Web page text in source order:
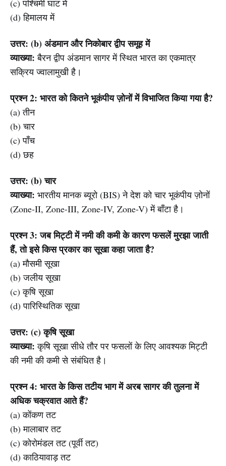
(c) पश्चिमी घाट में
(d) हिमालय में
उत्तर: (b) अंडमान और निकोबार द्वीप समूह में
व्याख्या: बैरन द्वीप अंडमान सागर में स्थित भारत का एकमात्र
सक्रिय ज्वालामुखी है।
प्रश्न 2: भारत को कितने भूकंपीय ज़ोनों में विभाजित किया गया है?
(a) तीन
(b) चार
(c) पाँच
(d) छह
उत्तर: (b) चार
व्याख्या: भारतीय मानक ब्यूरो (BIS) ने देश को चार भूकंपीय ज़ोनों
(Zone-II, Zone-III, Zone-IV, Zone-V) में बाँटा है।
प्रश्न 3: जब मिट्टी में नमी की कमी के कारण फसलें मुरझा जाती
हैं, तो इसे किस प्रकार का सूखा कहा जाता है?
(a) मौसमी सूखा
(b) जलीय सूखा
(c) कृषि सूखा
(d) पारिस्थितिक सूखा
उत्तर: (c) कृषि सूखा
व्याख्या: कृषि सूखा सीधे तौर पर फसलों के लिए आवश्यक मिट्टी
की नमी की कमी से संबंधित है।
प्रश्न 4: भारत के किस तटीय भाग में अरब सागर की तुलना में
अधिक चक्रवात आते हैं?
(a) कोंकण तट
(b) मालाबार तट
(c) कोरोमंडल तट (पूर्वी तट)
(d) काठियावाड़ तट